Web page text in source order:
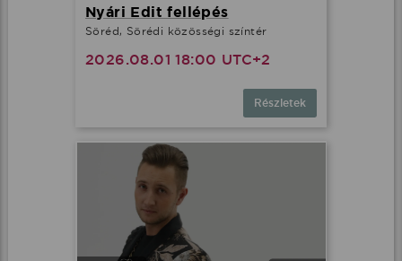
Nyári Edit fellépés
Söréd, Sörédi közösségi színtér
2026.08.01 18:00 UTC+2
Részletek